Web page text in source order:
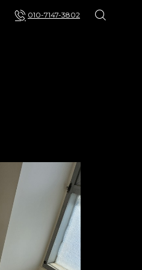
010-7147-3802